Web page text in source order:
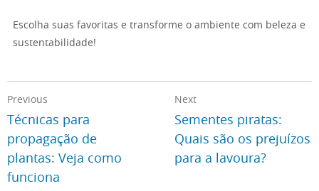
Escolha suas favoritas e transforme o ambiente com beleza e
sustentabilidade!
Previous
Técnicas para
propagação de
plantas: Veja como
funciona
Next
Sementes piratas:
Quais são os prejuízos
para a lavoura?